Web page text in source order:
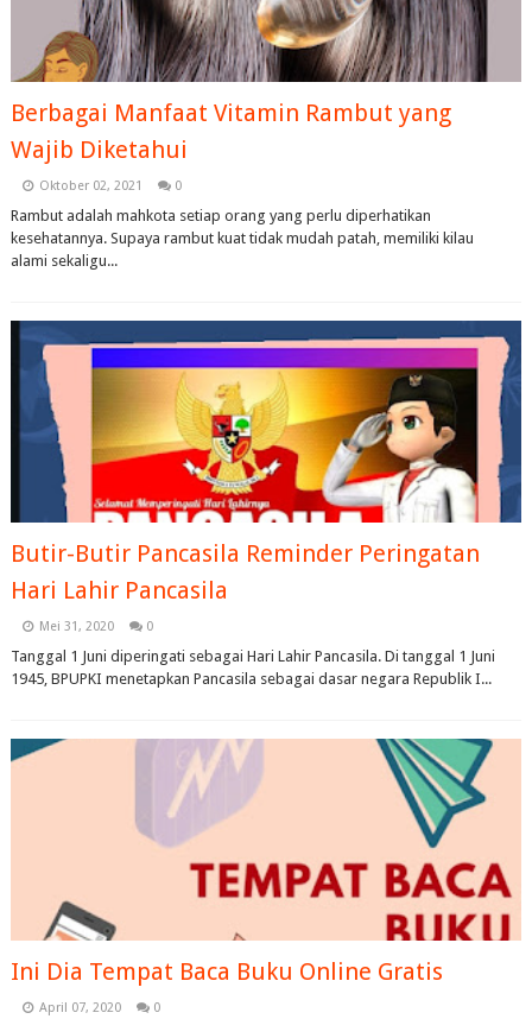
Berbagai Manfaat Vitamin Rambut yang
Wajib Diketahui
Oktober 02, 2021 0
Rambut adalah mahkota setiap orang yang perlu diperhatikan
kesehatannya. Supaya rambut kuat tidak mudah patah, memiliki kilau
alami sekaligu...
Butir-Butir Pancasila Reminder Peringatan
Hari Lahir Pancasila
Mei 31, 2020 0
Tanggal 1 Juni diperingati sebagai Hari Lahir Pancasila. Di tanggal 1 Juni
1945, BPUPKI menetapkan Pancasila sebagai dasar negara Republik I...
Ini Dia Tempat Baca Buku Online Gratis
April 07, 2020 0